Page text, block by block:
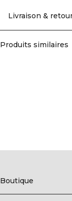
maintenir à l’aise
intermédiaire par temps
mouvement totale,
Livraison &
Produits similaires
Boutique